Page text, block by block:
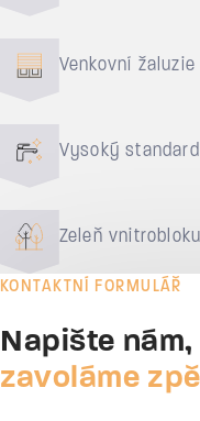
Venkovní žaluzie
Vysoký
Zeleň vnitrobloku
KONTAKTNÍ FORMULÁŘ
Napište nám,
zavoláme